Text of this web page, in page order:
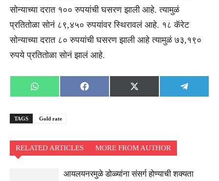
सोन्याच्या दरात १०० रुपयांची घसरण झाली आहे. त्यामुळं
प्रतितोळा सोनं ८९,४५० रुपयांवर स्थिरावलं आहे. १८ कॅरेट
सोन्याच्या दरात ८० रुपयांची घसरण झाली आहे त्यामुळं ७३,१९०
रुपये प्रतितोळा सोनं झालं आहे.
Share
on
WhatsApp
Share
on
Facebook
Share
on
X
(Twitter)
Share
on
TAGS Gold rate
RELATED ARTICLES MORE FROM AUTHOR
आयलयनरमुळे डोळ्यांना संसर्ग होण्याची शक्यता